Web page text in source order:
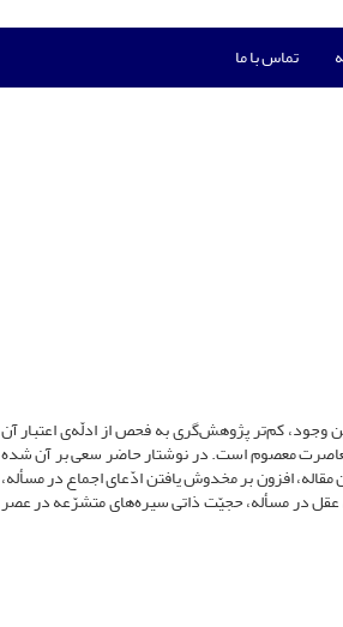
تماس با ما
وجود، کم‌تر پژوهش‌گری به فحص از ادلّه‌ی اعتبار آن
معاصرت معصوم است. در نوشتار حاضر سعی بر آن شده
افزون بر مخدوش یافتن ادّعای اجماع در مسأله،
عقل در مسأله، حجیّت ذاتی سیره‌های متشرّعه در عصر